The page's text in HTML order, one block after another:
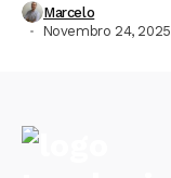
Marcelo
Novembro 24, 2025